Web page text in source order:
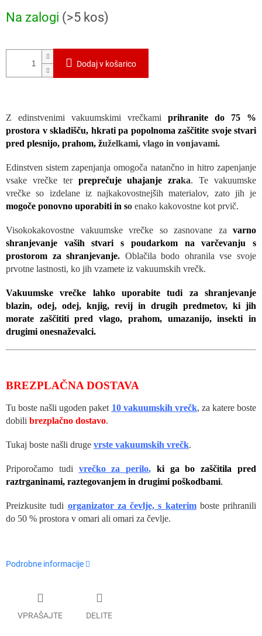
mere:
Na zalogi (>5 kos)
Dodaj v košarico
Z edinstvenimi vakuumskimi vrečkami prihranite do 75 %
prostora v skladišču, hkrati pa popolnoma zaščitite svoje stvari
pred plesnijo, prahom, žuželkami, vlago in vonjavami.
Edinstven sistem zapenjanja omogoča natančno in hitro zapenjanje
vsake vrečke ter preprečuje uhajanje zraka. Te vakuumske
vrečke so izdelane iz najkakovostnejših materialov, zato jih je
mogoče ponovno uporabiti in so enako kakovostne kot prvič.
Visokokakovostne vakuumske vrečke so zasnovane za varno
shranjevanje vaših stvari s poudarkom na varčevanju s
prostorom za shranjevanje. Oblačila bodo ohranila vse svoje
prvotne lastnosti, ko jih vzamete iz vakuumskih vrečk.
Vakuumske vrečke lahko uporabite tudi za shranjevanje
blazin, odej, odej, knjig, revij in drugih predmetov, ki jih
morate zaščititi pred vlago, prahom, umazanijo, insekti in
drugimi onesnaževalci.
BREZPLAČNADOSTAVA
Tu boste našli ugoden paket 10 vakuumskih vrečk, za katere boste
dobili brezplačno dostavo.
Tukaj boste našli druge vrste vakuumskih vrečk.
Priporočamo tudi vrečko za perilo, ki ga bo zaščitila pred
raztrganinami, raztegovanjem in drugimi poškodbami.
Preizkusite tudi organizator za čevlje, s katerimboste prihranili
do 50 % prostora v omari ali omari za čevlje.
Podrobne informacije
VPRAŠAJTE DELITE